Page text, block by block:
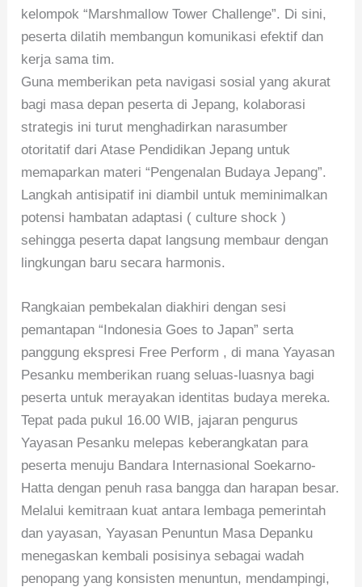
kelompok “Marshmallow Tower Challenge”. Di sini,
peserta dilatih membangun komunikasi efektif dan
kerja sama tim.
Guna memberikan peta navigasi sosial yang akurat
bagi masa depan peserta di Jepang, kolaborasi
strategis ini turut menghadirkan narasumber
otoritatif dari Atase Pendidikan Jepang untuk
memaparkan materi “Pengenalan Budaya Jepang”.
Langkah antisipatif ini diambil untuk meminimalkan
potensi hambatan adaptasi ( culture shock )
sehingga peserta dapat langsung membaur dengan
lingkungan baru secara harmonis.
Rangkaian pembekalan diakhiri dengan sesi
pemantapan “Indonesia Goes to Japan” serta
panggung ekspresi Free Perform , di mana Yayasan
Pesanku memberikan ruang seluas-luasnya bagi
peserta untuk merayakan identitas budaya mereka.
Tepat pada pukul 16.00 WIB, jajaran pengurus
Yayasan Pesanku melepas keberangkatan para
peserta menuju Bandara Internasional Soekarno-
Hatta dengan penuh rasa bangga dan harapan besar.
Melalui kemitraan kuat antara lembaga pemerintah
dan yayasan, Yayasan Penuntun Masa Depanku
menegaskan kembali posisinya sebagai wadah
penopang yang konsisten menuntun, mendampingi,